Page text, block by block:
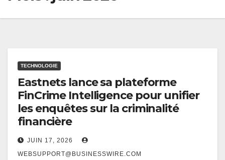
TECHNOLOGIE
Eastnets lance sa plateforme
FinCrime Intelligence pour unifier
les enquêtes sur la criminalité
financière
JUIN 17, 2026
WEBSUPPORT@BUSINESSWIRE.COM